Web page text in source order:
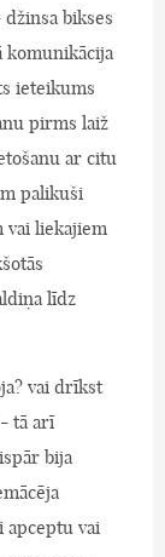
bikses
komunikācija
ieteikums
pirms laiž
ar citu
palikuši
vai liekajiem
līdz
vai drīkst
tā arī
bija
vai